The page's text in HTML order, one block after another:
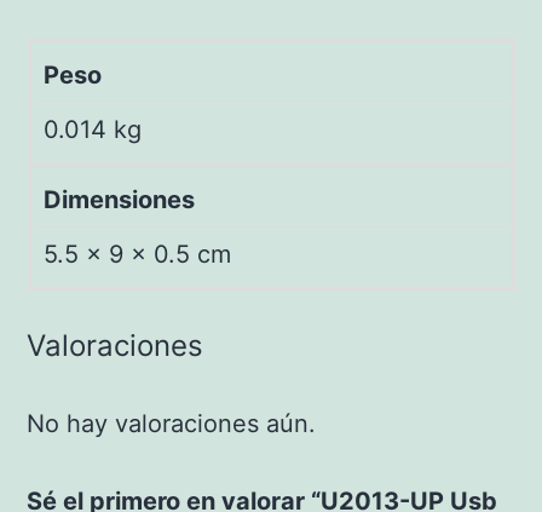
Peso
0.014 kg
Dimensiones
5.5 × 9 × 0.5 cm
Valoraciones
No hay valoraciones aún.
Sé el primero en valorar “U2013-UP Usb